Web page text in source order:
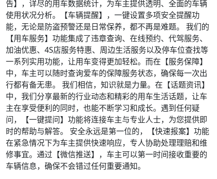
告】，详尽的用车数据统计，为车主提供透明、全面的车辆
使用状况分析。【车辆提醒】，一键设置多项安全提醒功
能，无论是防盗预警还是日常保养，都不再是难题。 我们的
【用车服务】功能集成了违章查询、在线预约、代驾服务、
加油优惠、4S店服务特惠、周边生活服务以及停车位查找等
一系列实用功能，让用车变得更加轻松。而在【服务保障】
中，车主可以随时查询爱车的保障服务状态，确保每一次出
行都有备无患。 我们相信，知识就是力量。在【话题资讯】
中，我们分享最新的行业动态和精彩的用车生活话题，让车
主在享受便利的同时，也能不断学习和成长。遇到任何疑
问，【一键提问】功能将连接车主与专业人士，为您提供即
时的帮助与解答。 安全永远是第一位的，【快速报案】功能
在紧急情况下为车主提供快速响应，专人协助处理理赔和维
修事宜。通过【微信推送】，车主可以第一时间接收重要的
车辆信息，确保不会错过任何重要通知。